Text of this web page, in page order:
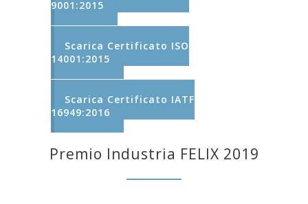
9001:2015
Scarica Certificato ISO
14001:2015
Scarica Certificato IATF
16949:2016
Premio Industria FELIX 2019